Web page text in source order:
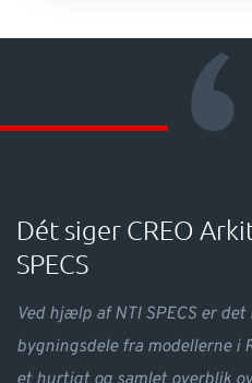
Dét siger CREO
SPECS
Ved hjælp af NTI SPECS er
bygningsdele fra modellerne i